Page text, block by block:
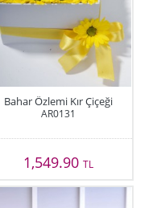
Bahar Özlemi Kır Çiçeği
AR0131
1,549.90 TL